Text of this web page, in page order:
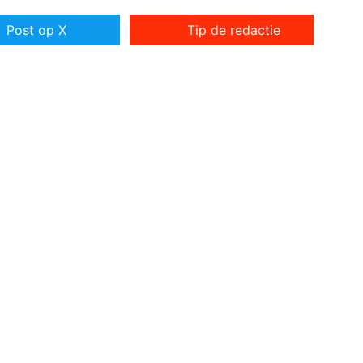
Post op X Tip de redactie